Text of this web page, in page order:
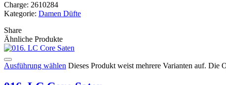
Charge: 2610284
Kategorie: Damen Düfte
Share
Ähnliche Produkte
Ausführung wählen Dieses Produkt weist mehrere Varianten auf. Die